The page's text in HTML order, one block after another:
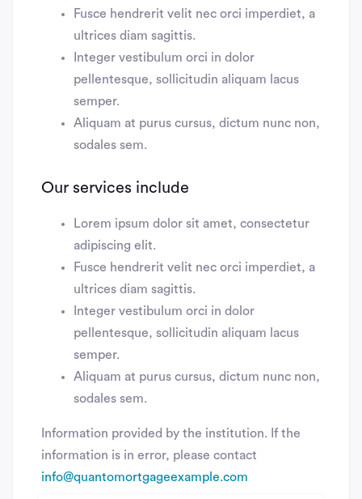
Fusce hendrerit velit nec orci imperdiet, a
ultrices diam sagittis.
Integer vestibulum orci in dolor
pellentesque, sollicitudin aliquam lacus
semper.
Aliquam at purus cursus, dictum nunc non,
sodales sem.
Our services include
Lorem ipsum dolor sit amet, consectetur
adipiscing elit.
Fusce hendrerit velit nec orci imperdiet, a
ultrices diam sagittis.
Integer vestibulum orci in dolor
pellentesque, sollicitudin aliquam lacus
semper.
Aliquam at purus cursus, dictum nunc non,
sodales sem.
Information provided by the institution. If the
information is in error, please contact
info@quantomortgageexample.com